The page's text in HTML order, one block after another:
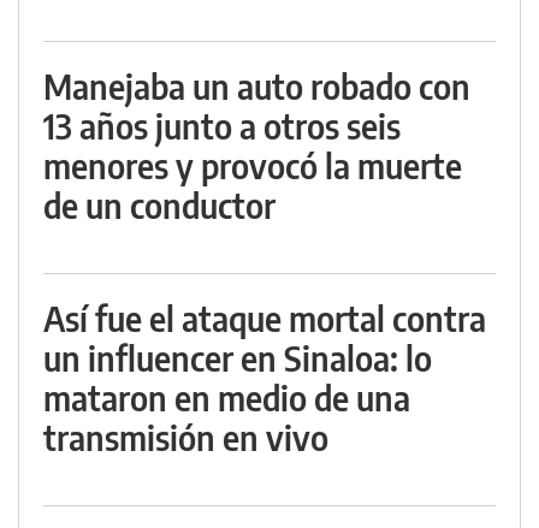
Manejaba un auto robado con
13 años junto a otros seis
menores y provocó la muerte
de un conductor
Así fue el ataque mortal contra
un influencer en Sinaloa: lo
mataron en medio de una
transmisión en vivo